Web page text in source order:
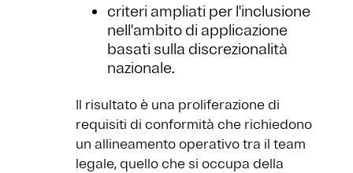
criteri ampliati per l'inclusione
nell'ambito di applicazione
basati sulla discrezionalità
nazionale.
Il risultato è una proliferazione di
requisiti di conformità che richiedono
un allineamento operativo tra il team
legale, quello che si occupa della